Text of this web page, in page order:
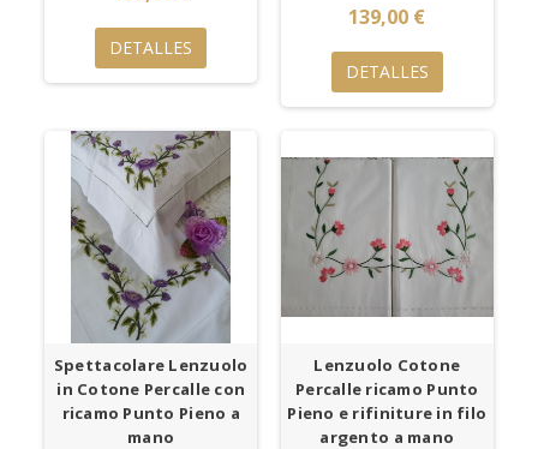
DETALLES
139,00 €
DETALLES
Spettacolare Lenzuolo
in Cotone Percalle con
ricamo Punto Pieno a
mano
Lenzuolo Cotone
Percalle ricamo Punto
Pieno e rifiniture in filo
argento a mano